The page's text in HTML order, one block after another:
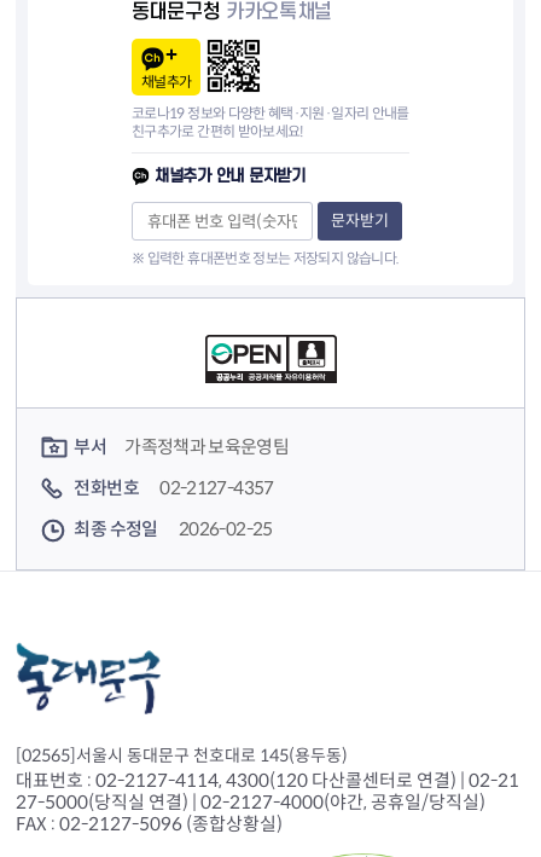
동대문구청 카카오톡채널
채널추가
코로나19 정보와 다양한 혜택·지원·일자리 안내를
친구추가로 간편히 받아보세요!
채널추가 안내 문자받기
문자받기
※ 입력한 휴대폰번호 정보는 저장되지 않습니다.
부서
가족정책과 보육운영팀
전화번호
02-2127-4357
최종 수정일
2026-02-25
[02565]서울시 동대문구 천호대로 145(용두동)
대표번호 : 02-2127-4114, 4300(120 다산콜센터로 연결) | 02-21
27-5000(당직실 연결) | 02-2127-4000(야간, 공휴일/당직실)
FAX : 02-2127-5096 (종합상황실)